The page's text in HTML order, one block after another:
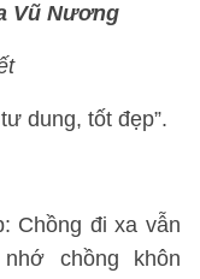
Vũ Nương
dung, tốt đẹp”.
Chồng đi xa vẫn
chồng khôn